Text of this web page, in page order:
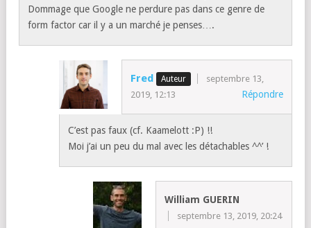
Dommage que Google ne perdure pas dans ce genre de
form factor car il y a un marché je penses….
Fred
septembre 13,
2019, 12:13
Répondre
C’est pas faux (cf. Kaamelott :P) !!
Moi j’ai un peu du mal avec les détachables ^^’ !
William GUERIN
septembre 13, 2019, 20:24